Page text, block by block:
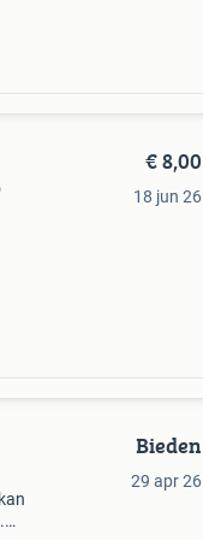
€ 8,00
18 jun 26
Bieden
29 apr 26